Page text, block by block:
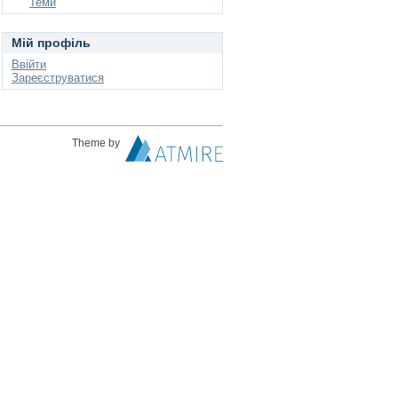
Мій профіль
Ввійти
Зареєструватися
Theme by